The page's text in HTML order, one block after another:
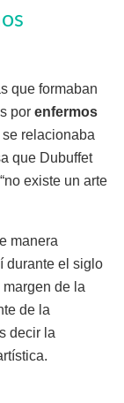
que formaban
por enfermos
relacionaba
que Dubuffet
existe un arte
manera
durante el siglo
de la
de la
decir la